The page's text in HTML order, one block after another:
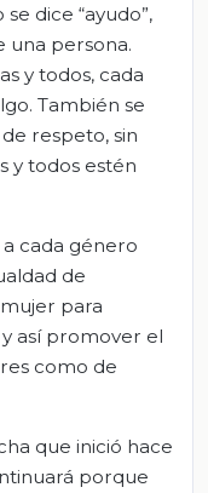
dice “ayudo”,
una persona.
y todos, cada
También se
respeto, sin
y todos estén
cada género
de
para
así promover el
como de
que inició hace
porque